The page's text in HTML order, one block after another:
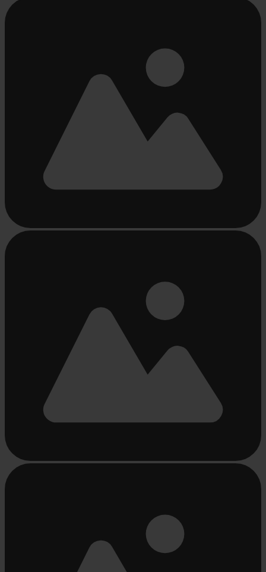
laden
Beschäftigt
laden
Beschäftigt
laden